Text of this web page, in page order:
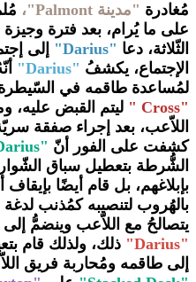
مُغادرة "مدينة Palmont"،
على ما يُرام، بعد فترة
الثّلاثة، دعا "Darius"
إلى
الإجتماع، يكشفُ "Darius"
لمُساعدة طاقمه في السّيطرة
"Cross "
ليتم القبض عليه،
اللاّعب، بعد إجراء صفقة
كشفت على الفور أنّ "Darius"
الشُّرطة بتعطيل سباق
بإبلاغهم، بل قام أيضًا
بالهُروب لتنصيبه كمُذنب
يتصالحُ مع اللاّعب وينضمُّ
"Darius"
ذلك، ولذلك قام
إلى طاقمه ومُحاربة فريق